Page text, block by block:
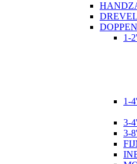
DOPPEN
1-
1-
3-
3-